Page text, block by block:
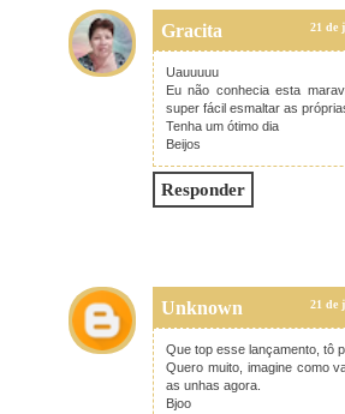
Gracita 21 de
Uauuuuu
Eu não conhecia esta
super fácil esmaltar as
Tenha um ótimo dia
Beijos
Responder
Unknown 21 de
Que top esse lançamento, tô
Quero muito, imagine como
as unhas agora.
Bjoo